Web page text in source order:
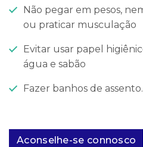
Não pegar em pesos,
ou praticar musculação
Evitar usar papel
água e sabão
Fazer banhos de assento.
Aconselhe-se connosco